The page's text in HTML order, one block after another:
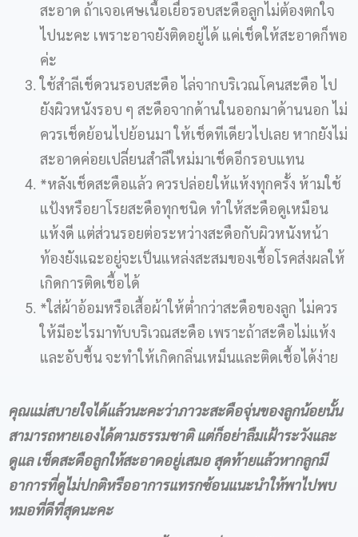
สะอาด ถ้าเจอเศษเนื้อเยื่อรอบสะดือลูกไม่ต้องตกใจ
ไปนะคะ เพราะอาจยังติดอยู่ได้ แค่เช็ดให้สะอาดก็พอ
ค่ะ
ใช้สำลีเช็ดวนรอบสะดือ ไล่จากบริเวณโคนสะดือ ไป
ยังผิวหนังรอบ ๆ สะดือจากด้านในออกมาด้านนอก ไม่
ควรเช็ดย้อนไปย้อนมา ให้เช็ดทีเดียวไปเลย หากยังไม่
สะอาดค่อยเปลี่ยนสำลีใหม่มาเช็ดอีกรอบแทน
*หลังเช็ดสะดือแล้ว ควรปล่อยให้แห้งทุกครั้ง ห้ามใช้
แป้งหรือยาโรยสะดือทุกชนิด ทำให้สะดือดูเหมือน
แห้งดี แต่ส่วนรอยต่อระหว่างสะดือกับผิวหนังหน้า
ท้องยังแฉะอยู่จะเป็นแหล่งสะสมของเชื้อโรคส่งผลให้
เกิดการติดเชื้อได้
*ใส่ผ้าอ้อมหรือเสื้อผ้าให้ต่ำกว่าสะดือของลูก ไม่ควร
ให้มีอะไรมาทับบริเวณสะดือ เพราะถ้าสะดือไม่แห้ง
และอับชื้น จะทำให้เกิดกลิ่นเหม็นและติดเชื้อได้ง่าย
คุณแม่สบายใจได้แล้วนะคะว่าภาวะสะดือจุ่นของลูกน้อยนั้น
สามารถหายเองได้ตามธรรมชาติ แต่ก็อย่าลืมเฝ้าระวังและ
ดูแล เช็ดสะดือลูกให้สะอาดอยู่เสมอ สุดท้ายแล้วหากลูกมี
อาการที่ดูไม่ปกติหรืออาการแทรกซ้อนแนะนำให้พาไปพบ
หมอที่ดีที่สุดนะคะ